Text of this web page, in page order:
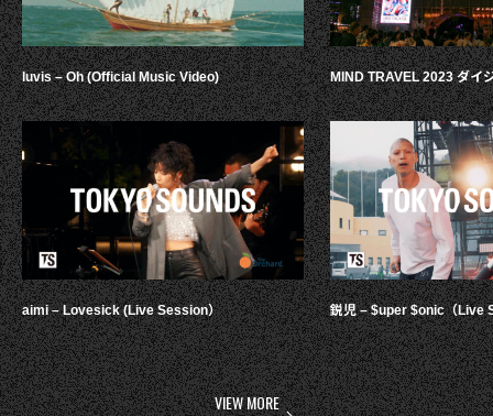
luvis – Oh (Official Music Video)
aimi – Lovesick (Live Session）
MIND TRAVEL 2023 ダイ
鋭児 – $uper $onic（Live
VIEW MORE